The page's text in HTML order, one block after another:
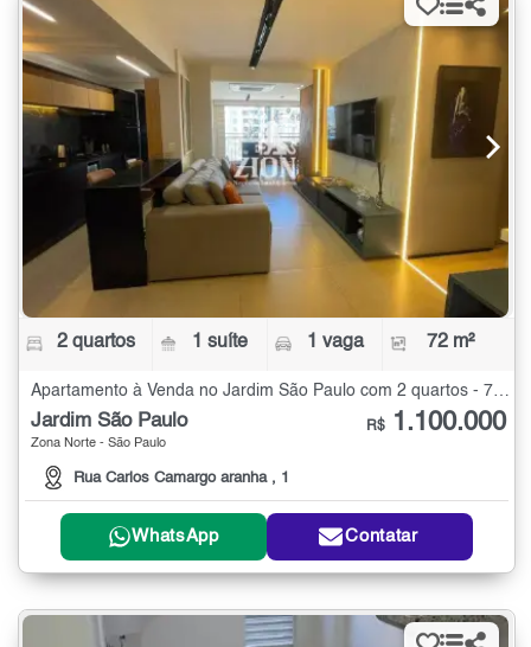
2 quartos 1 suíte 1 vaga 72 m²
Jardim São Paulo
Zona Norte - São Paulo
Rua Carlos Camargo aranha , 1
R$ 1.100.000
WhatsApp Contatar